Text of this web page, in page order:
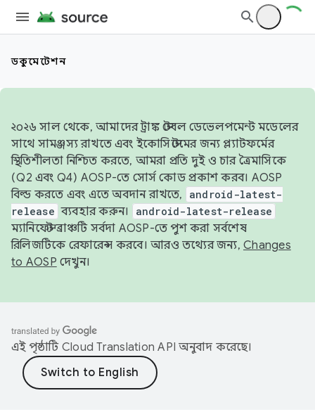
ডকুমেন্টেশন
২০২৬ সাল থেকে, আমাদের ট্রাঙ্ক স্টেবল ডেভেলপমেন্ট মডেলের
সাথে সামঞ্জস্য রাখতে এবং ইকোসিস্টেমের জন্য প্ল্যাটফর্মের
স্থিতিশীলতা নিশ্চিত করতে, আমরা প্রতি দুই ও চার ত্রৈমাসিকে
(Q2 এবং Q4) AOSP-তে সোর্স কোড প্রকাশ করব। AOSP
বিল্ড করতে এবং এতে অবদান রাখতে,
android-latest-
release ব্যবহার করুন। android-latest-release
ম্যানিফেস্ট ব্রাঞ্চটি সর্বদা AOSP-তে পুশ করা সর্বশেষ
রিলিজটিকে রেফারেন্স করবে। আরও তথ্যের জন্য, Changes
to AOSP দেখুন।
এই পৃষ্ঠাটি Cloud Translation API অনুবাদ করেছে।